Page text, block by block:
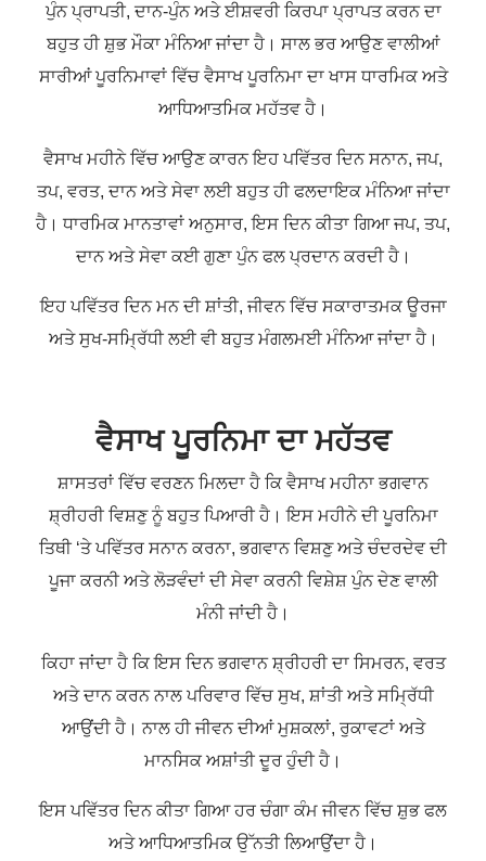
ਪੁੰਨ ਪ੍ਰਾਪਤੀ, ਦਾਨ-ਪੁੰਨ ਅਤੇ ਈਸ਼ਵਰੀ ਕਿਰਪਾ ਪ੍ਰਾਪਤ ਕਰਨ ਦਾ
ਬਹੁਤ ਹੀ ਸ਼ੁਭ ਮੌਕਾ ਮੰਨਿਆ ਜਾਂਦਾ ਹੈ। ਸਾਲ ਭਰ ਆਉਣ ਵਾਲੀਆਂ
ਸਾਰੀਆਂ ਪੂਰਨਿਮਾਵਾਂ ਵਿੱਚ ਵੈਸਾਖ ਪੂਰਨਿਮਾ ਦਾ ਖਾਸ ਧਾਰਮਿਕ ਅਤੇ
ਆਧਿਆਤਮਿਕ ਮਹੱਤਵ ਹੈ।
ਵੈਸਾਖ ਮਹੀਨੇ ਵਿੱਚ ਆਉਣ ਕਾਰਨ ਇਹ ਪਵਿੱਤਰ ਦਿਨ ਸਨਾਨ, ਜਪ,
ਤਪ, ਵਰਤ, ਦਾਨ ਅਤੇ ਸੇਵਾ ਲਈ ਬਹੁਤ ਹੀ ਫਲਦਾਇਕ ਮੰਨਿਆ ਜਾਂਦਾ
ਹੈ। ਧਾਰਮਿਕ ਮਾਨਤਾਵਾਂ ਅਨੁਸਾਰ, ਇਸ ਦਿਨ ਕੀਤਾ ਗਿਆ ਜਪ, ਤਪ,
ਦਾਨ ਅਤੇ ਸੇਵਾ ਕਈ ਗੁਣਾ ਪੁੰਨ ਫਲ ਪ੍ਰਦਾਨ ਕਰਦੀ ਹੈ।
ਇਹ ਪਵਿੱਤਰ ਦਿਨ ਮਨ ਦੀ ਸ਼ਾਂਤੀ, ਜੀਵਨ ਵਿੱਚ ਸਕਾਰਾਤਮਕ ਊਰਜਾ
ਅਤੇ ਸੁਖ-ਸਮ੍ਰਿੱਧੀ ਲਈ ਵੀ ਬਹੁਤ ਮੰਗਲਮਈ ਮੰਨਿਆ ਜਾਂਦਾ ਹੈ।
ਵੈਸਾਖ ਪੂਰਨਿਮਾ ਦਾ ਮਹੱਤਵ
ਸ਼ਾਸਤਰਾਂ ਵਿੱਚ ਵਰਣਨ ਮਿਲਦਾ ਹੈ ਕਿ ਵੈਸਾਖ ਮਹੀਨਾ ਭਗਵਾਨ
ਸ਼੍ਰੀਹਰੀ ਵਿਸ਼ਣੁ ਨੂੰ ਬਹੁਤਪਿਆਰੀਹੈ। ਇਸ ਮਹੀਨੇ ਦੀ ਪੂਰਨਿਮਾ
ਤਿਥੀ ‘ਤੇ ਪਵਿੱਤਰ ਸਨਾਨ ਕਰਨਾ, ਭਗਵਾਨ ਵਿਸ਼ਣੁ ਅਤੇ ਚੰਦਰਦੇਵ ਦੀ
ਪੂਜਾ ਕਰਨੀ ਅਤੇ ਲੋੜਵੰਦਾਂ ਦੀ ਸੇਵਾ ਕਰਨੀ ਵਿਸ਼ੇਸ਼ ਪੁੰਨ ਦੇਣ ਵਾਲੀ
ਮੰਨੀ ਜਾਂਦੀ ਹੈ।
ਕਿਹਾ ਜਾਂਦਾ ਹੈ ਕਿ ਇਸ ਦਿਨ ਭਗਵਾਨ ਸ਼੍ਰੀਹਰੀ ਦਾ ਸਿਮਰਨ, ਵਰਤ
ਅਤੇ ਦਾਨ ਕਰਨ ਨਾਲ ਪਰਿਵਾਰ ਵਿੱਚ ਸੁਖ, ਸ਼ਾਂਤੀ ਅਤੇ ਸਮ੍ਰਿੱਧੀ
ਆਉਂਦੀ ਹੈ। ਨਾਲ ਹੀ ਜੀਵਨ ਦੀਆਂ ਮੁਸ਼ਕਲਾਂ, ਰੁਕਾਵਟਾਂ ਅਤੇ
ਮਾਨਸਿਕ ਅਸ਼ਾਂਤੀ ਦੂਰ ਹੁੰਦੀ ਹੈ।
ਇਸ ਪਵਿੱਤਰ ਦਿਨ ਕੀਤਾ ਗਿਆ ਹਰ ਚੰਗਾ ਕੰਮ ਜੀਵਨ ਵਿੱਚ ਸ਼ੁਭ ਫਲ
ਅਤੇ ਆਧਿਆਤਮਿਕ ਉੱਨਤੀ ਲਿਆਉਂਦਾ ਹੈ।